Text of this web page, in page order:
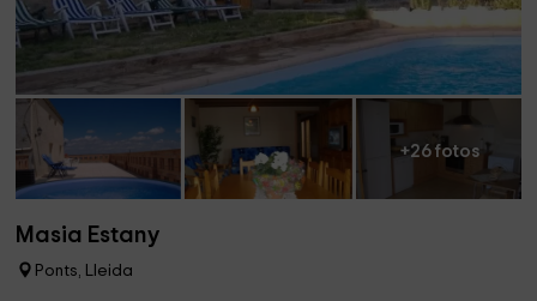
+26 fotos
Masia Estany
Ponts, Lleida